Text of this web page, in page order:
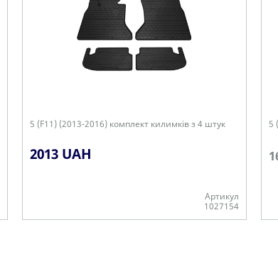
5 (F11) (2013-2016) комплект килимків з 4 штук
2013 UAH
Артикул
1027154
5